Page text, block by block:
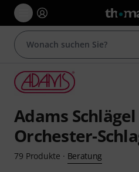
Adams
Orchester-
79 Produkte · Beratung